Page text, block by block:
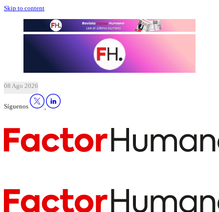
Skip to content
08 Ago 2026
Síguenos